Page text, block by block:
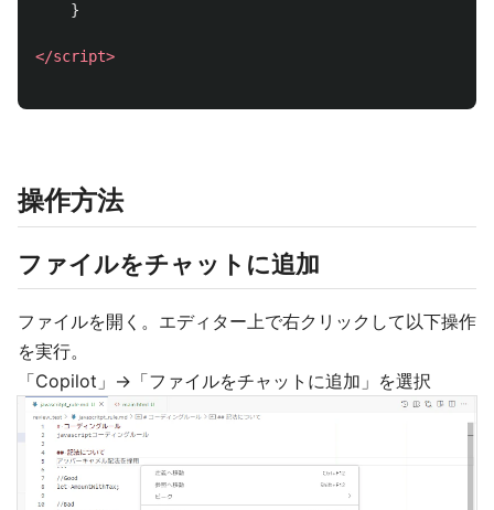
}
</script>
操作方法
ファイルをチャットに追加
ファイルを開く。エディター上で右クリックして以下操作
を実行。
「Copilot」→「ファイルをチャットに追加」を選択